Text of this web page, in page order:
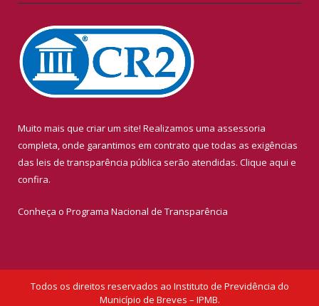
Muito mais que criar um site! Realizamos uma assessoria
completa, onde garantimos em contrato que todas as exigências
das leis de transparência pública serão atendidas. Clique aqui e
confira.
Conheça o Programa Nacional de Transparência
Todos os direitos reservados ao Instituto de Previdência do
Município de Breves – IPMB.